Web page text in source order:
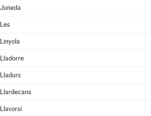
Juneda
Les
Linyola
Lladorre
Lladurs
Llardecans
Llavorsí